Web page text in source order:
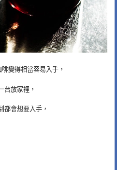
變得相當容易入手，
台放家裡，
都會想要入手，